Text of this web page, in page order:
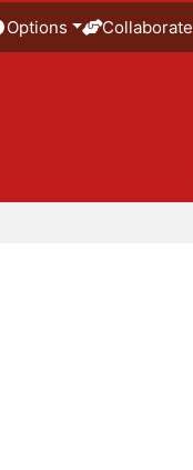
Options Collaborate